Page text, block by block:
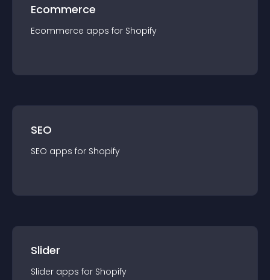
Ecommerce
Ecommerce apps for Shopify
SEO
SEO apps for Shopify
Slider
Slider apps for Shopify